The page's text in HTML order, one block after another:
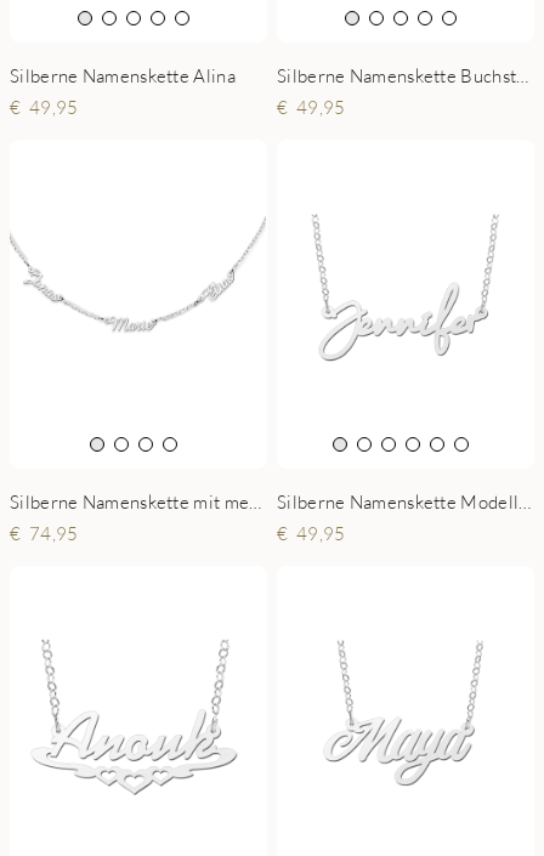
Silberne Namenskette Alina
49,95
49,95
74,95
49,95